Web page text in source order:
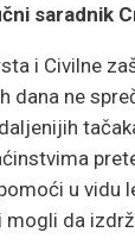
saradnik
i Civilne
dana ne
u vidu
mogli da